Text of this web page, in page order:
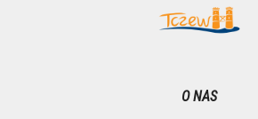
O NAS